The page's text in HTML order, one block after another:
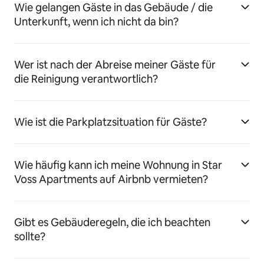
Wie gelangen Gäste in das Gebäude / die
Unterkunft, wenn ich nicht da bin?
Wer ist nach der Abreise meiner Gäste für
die Reinigung verantwortlich?
Wie ist die Parkplatzsituation für Gäste?
Wie häufig kann ich meine Wohnung in Star
Voss Apartments auf Airbnb vermieten?
Gibt es Gebäuderegeln, die ich beachten
sollte?